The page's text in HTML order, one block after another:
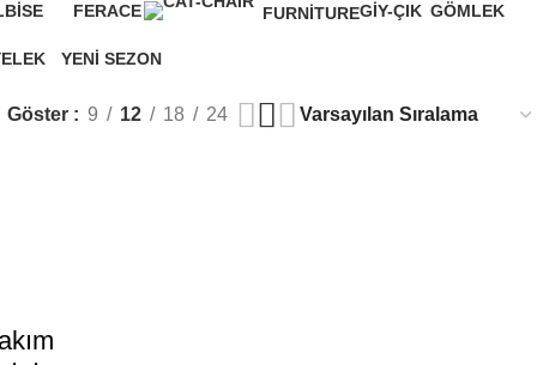
FERACE
FURNITUREGIY-ÇIK GÖMLEK
YENİ SEZON
Göster 9 12 18 24